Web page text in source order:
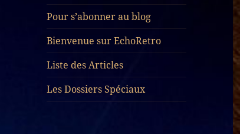
Pour s’abonner au blog
Bienvenue sur EchoRetro
Liste des Articles
Les Dossiers Spéciaux